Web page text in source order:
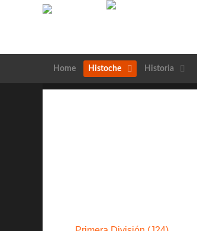
Home Histoche Historia